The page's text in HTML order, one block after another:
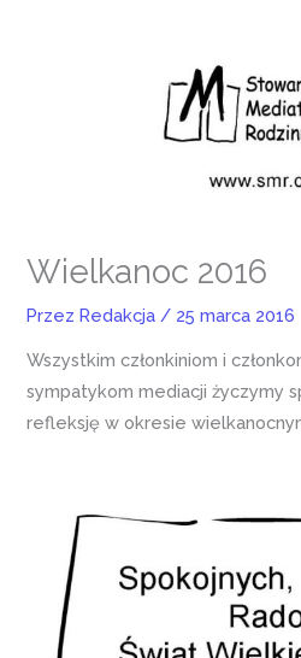
Wielkanoc 2016
PrzezRedakcja / 25 marca 2016
Wszystkim członkiniom i
sympatykom mediacji życzymy
refleksję w okresie